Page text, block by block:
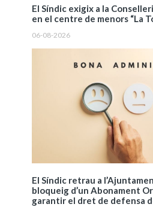
El Síndic exigix a la
en el centre de menors “La
06-08-2026
El Síndic retrau a
bloqueig d’un Abonament
garantir el dret de defensa